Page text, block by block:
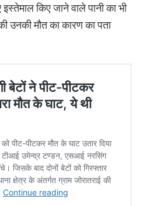
इस्तेमाल किए जाने वाले पानी का भी
उनकी मौत का कारण का पता